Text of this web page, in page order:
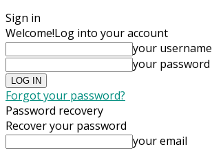
Sign in
Welcome!Log into your account
your username
your password
Forgot your password?
Password recovery
Recover your password
your email